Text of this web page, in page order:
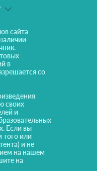
сайта
в
со
своих
и
Если вы
того или
и не
на нашем
на